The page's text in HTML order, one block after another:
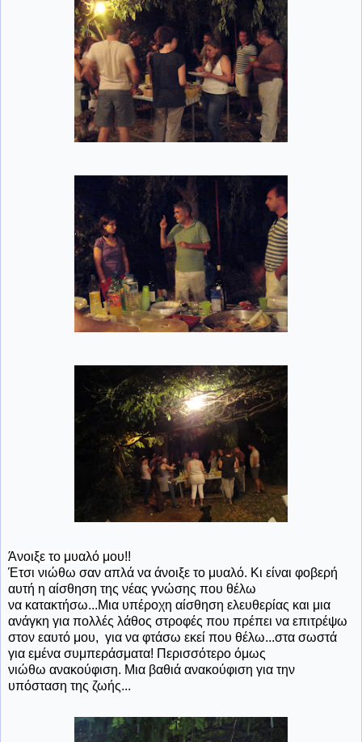
Άνοιξε το μυαλό μου!!
Έτσι νιώθω σαν απλά να άνοιξε το μυαλό. Κι είναι φοβερή
αυτή η αίσθηση της νέας γνώσης που θέλω
να κατακτήσω...Μια υπέροχη αίσθηση ελευθερίας και μια
ανάγκη για πολλές λάθος στροφές που πρέπει να επιτρέψω
στον εαυτό μου, για να φτάσω εκεί που θέλω...στα σωστά
για εμένα συμπεράσματα! Περισσότερο όμως
νιώθω ανακούφιση. Μια βαθιά ανακούφιση για την
υπόσταση της ζωής...